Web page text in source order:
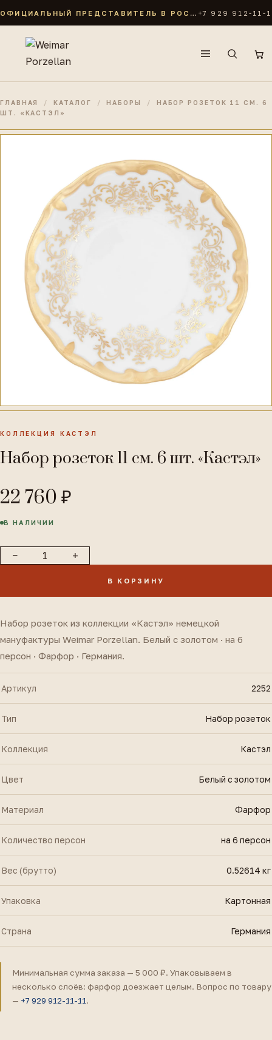
+7 929 912-11-
ПОИСК ПО КАТАЛОГУ
Симфония золотая Анна Амалия Кастэл Роза Золотая
ГЛАВНАЯ / КАТАЛОГ / НАБОРЫ /
НАБОР РОЗЕТОК 11 СМ. 6
ШТ. «КАСТЭЛ»
КОЛЛЕКЦИЯ КАСТЭЛ
Набор розеток 11 см. 6 шт. «Кастэл»
22 760 ₽
В НАЛИЧИИ
− +
В КОРЗИНУ
Набор розеток из коллекции «Кастэл» немецкой
мануфактуры Weimar Porzellan. Белый с золотом · на 6
персон · Фарфор · Германия.
Артикул 2252
Тип Набор розеток
Коллекция Кастэл
Цвет Белый с золотом
Материал Фарфор
Количество персон на 6 персон
Вес (брутто) 0.52614 кг
Упаковка Картонная
Страна Германия
Минимальная сумма заказа — 5 000 ₽. Упаковываем в
несколько слоёв: фарфор доезжает целым. Вопрос по товару
— +7 929 912-11-11.